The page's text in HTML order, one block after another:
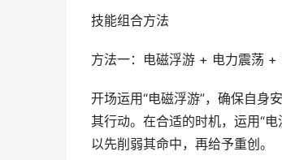
技能组合方法
方法一：电磁浮游 + 电力震荡
开场运用“电磁浮游”，确保自身
其行动。在合适的时机，运用“
以先削弱其命中，再给予重创。